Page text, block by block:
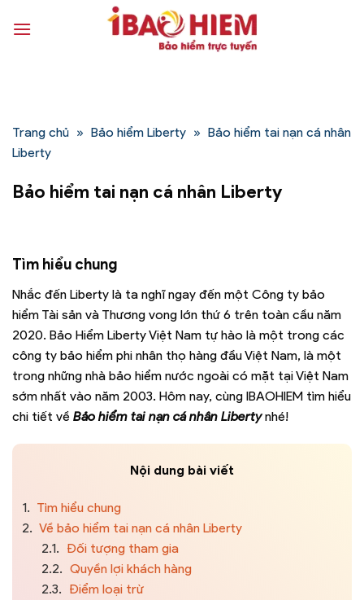
qua
Trang chủ » Bảo hiểm Liberty » Bảo hiểm tai nạn cá nhân
Liberty
Bảo hiểm tai nạn cá nhân Liberty
Tìm hiểu chung
Nhắc đến Liberty là ta nghĩ ngay đến một Công ty bảo
hiểm Tài sản và Thương vong lớn thứ 6 trên toàn cầu năm
2020. Bảo Hiểm Liberty Việt Nam tự hào là một trong các
công ty bảo hiểm phi nhân thọ hàng đầu Việt Nam, là một
trong những nhà bảo hiểm nước ngoài có mặt tại Việt Nam
sớm nhất vào năm 2003. Hôm nay, cùng IBAOHIEM tìm hiểu
chi tiết về Bảo hiểm tai nạn cá nhân Libertynhé!
Nội dung bài viết
1. Tìm hiểu chung
2. Về bảo hiểm tai nạn cá nhân Liberty
2.1. Đối tượng tham gia
2.2. Quyền lợi khách hàng
2.3. Điểm loại trừ